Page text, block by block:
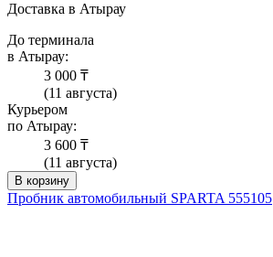
Доставка в Атырау
До терминала
в Атырау:
3 000 ₸
(11 августа)
Курьером
по Атырау:
3 600 ₸
(11 августа)
В корзину
Пробник автомобильный SPARTA 555105